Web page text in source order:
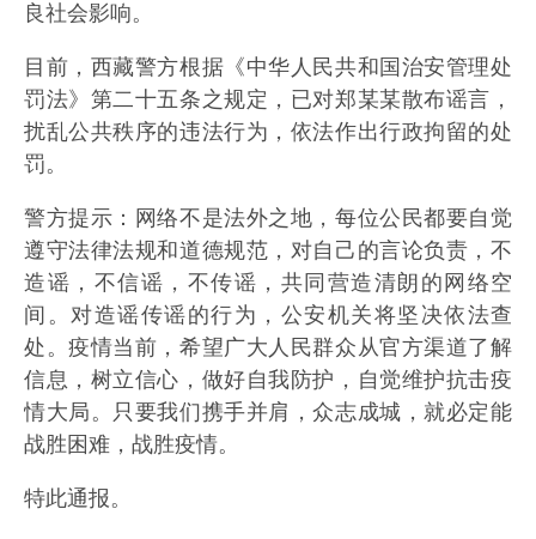
良社会影响。
目前，西藏警方根据《中华人民共和国治安管理处
罚法》第二十五条之规定，已对郑某某散布谣言，
扰乱公共秩序的违法行为，依法作出行政拘留的处
罚。
警方提示：网络不是法外之地，每位公民都要自觉
遵守法律法规和道德规范，对自己的言论负责，不
造谣，不信谣，不传谣，共同营造清朗的网络空
间。对造谣传谣的行为，公安机关将坚决依法查
处。疫情当前，希望广大人民群众从官方渠道了解
信息，树立信心，做好自我防护，自觉维护抗击疫
情大局。只要我们携手并肩，众志成城，就必定能
战胜困难，战胜疫情。
特此通报。